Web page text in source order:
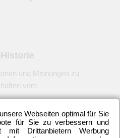
und Meinungen zu
vom
Darida – Eintracht Frankfurt
Webseiten optimal für Sie
für Sie zu verbessern und
mit Drittanbietern Werbung